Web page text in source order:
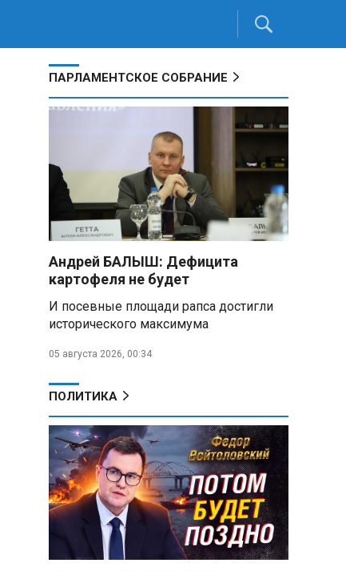
ПАРЛАМЕНТСКОЕ СОБРАНИЕ
Андрей БАЛЫШ: Дефицита
картофеля не будет
И посевные площади рапса достигли
исторического максимума
05 августа 2026, 00:34
ПОЛИТИКА